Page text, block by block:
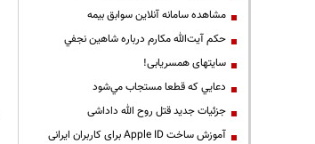
مشاهده سامانه آنلاين سوابق بیمه
حكم آيت‌الله مكارم درباره شاهين نجفي
سایتهای همسریابی!
دعايي كه قطعا مستجاب مي‌شود
جزئیات جدید قتل روح الله داداشی
آموزش ساخت Apple ID برای کاربران ایرانی